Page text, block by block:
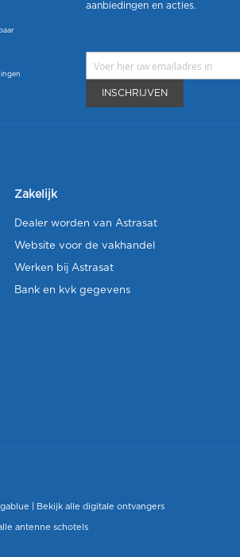
aanbiedingen en acties.
INSCHRIJVEN
Zakelijk
Dealer worden van Astrasat
Website voor de vakhandel
Werken bij Astrasat
Bank en kvk gegevens
Bekijk alle digitale ontvangers
antenne schotels